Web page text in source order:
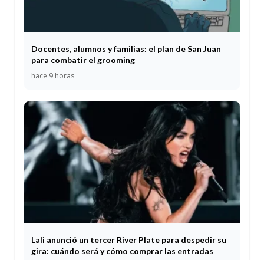
Docentes, alumnos y familias: el plan de San Juan
para combatir el grooming
hace 9 horas
Lali anunció un tercer River Plate para despedir su
gira: cuándo será y cómo comprar las entradas